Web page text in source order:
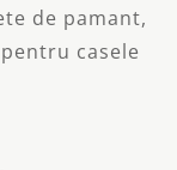
de pamant,
casele